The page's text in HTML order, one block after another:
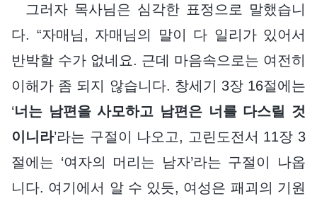
그러자 목사님은 심각한 표정으로 말했습니
다. “자매님, 자매님의 말이 다 일리가 있어서
반박할 수가 없네요. 근데 마음속으로는 여전히
이해가 좀 되지 않습니다. 창세기 3장 16절에는
‘너는 남편을 사모하고 남편은 너를 다스릴 것
이니라’라는 구절이 나오고, 고린도전서 11장 3
절에는 ‘여자의 머리는 남자’라는 구절이 나옵
니다. 여기에서 알 수 있듯, 여성은 패괴의 기원